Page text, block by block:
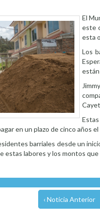
El
este
esta
Los
están
en un plazo de cinco años
barriales desde un
estas labores y los montos
‹ Noticia Anterior